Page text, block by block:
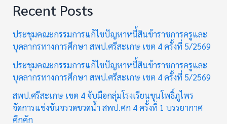
Recent Posts
ประชุมคณะกรรมการแก้ไขปัญหาหนี้สินข้าราชการครูและ
บุคลากรทางการศึกษา สพป.ศรีสะเกษ เขต 4 ครั้งที่ 5/2569
ประชุมคณะกรรมการแก้ไขปัญหาหนี้สินข้าราชการครูและ
บุคลากรทางการศึกษา สพป.ศรีสะเกษ เขต 4 ครั้งที่ 5/2569
สพป.ศรีสะเกษ เขต 4 จับมือกลุ่มโรงเรียนขุนโพธิ์ภูไพร
จัดการแข่งขันจรวดขวดน้ำ สพป.ศก 4 ครั้งที่ 1 บรรยากาศ
คึกคัก